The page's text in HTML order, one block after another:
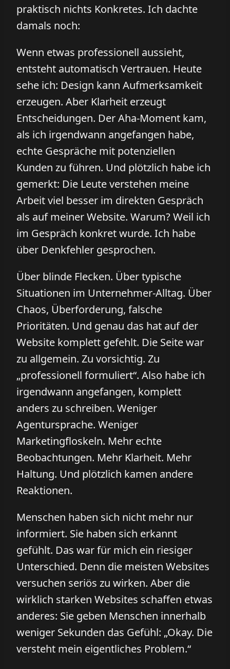
praktisch nichts Konkretes. Ich dachte
damals noch:
Wenn etwas professionell aussieht,
entsteht automatisch Vertrauen. Heute
sehe ich: Design kann Aufmerksamkeit
erzeugen. Aber Klarheit erzeugt
Entscheidungen. Der Aha-Moment kam,
als ich irgendwann angefangen habe,
echte Gespräche mit potenziellen
Kunden zu führen. Und plötzlich habe ich
gemerkt: Die Leute verstehen meine
Arbeit viel besser im direkten Gespräch
als auf meiner Website. Warum? Weil ich
im Gespräch konkret wurde. Ich habe
über Denkfehler gesprochen.
Über blinde Flecken. Über typische
Situationen im Unternehmer-Alltag. Über
Chaos, Überforderung, falsche
Prioritäten. Und genau das hat auf der
Website komplett gefehlt. Die Seite war
zu allgemein. Zu vorsichtig. Zu
„professionell formuliert“. Also habe ich
irgendwann angefangen, komplett
anders zu schreiben. Weniger
Agentursprache. Weniger
Marketingfloskeln. Mehr echte
Beobachtungen. Mehr Klarheit. Mehr
Haltung. Und plötzlich kamen andere
Reaktionen.
Menschen haben sich nicht mehr nur
informiert. Sie haben sich erkannt
gefühlt. Das war für mich ein riesiger
Unterschied. Denn die meisten Websites
versuchen seriös zu wirken. Aber die
wirklich starken Websites schaffen etwas
anderes: Sie geben Menschen innerhalb
weniger Sekunden das Gefühl: „Okay. Die
versteht mein eigentliches Problem.“